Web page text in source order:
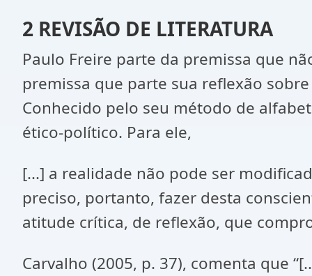
2 REVISÃO DE LITERATURA
Paulo Freire parte da premissa que
premissa que parte sua reflexão
Conhecido pelo seu método de
ético-político. Para ele,
[...] a realidade não pode ser
preciso, portanto, fazer desta
atitude crítica, de reflexão, que
Carvalho (2005, p. 37), comenta que